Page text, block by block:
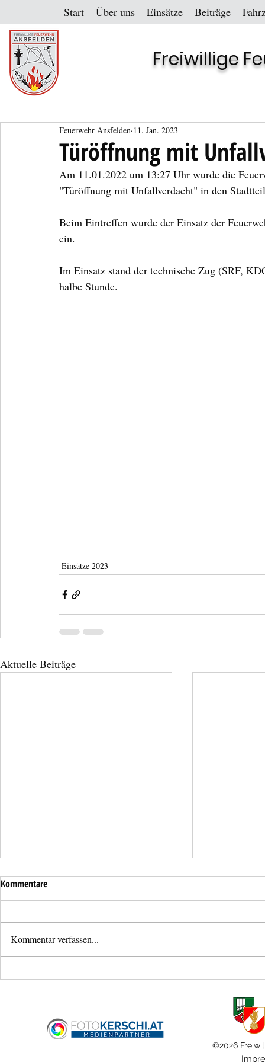
Start Über uns Einsätze Beiträge
Freiwillige
Türöffnung mit
Feuerwehr Ansfelden 11. Jan. 2023
Am 11.01.2022 um 13:27 Uhr wurde die
"Türöffnung mit Unfallverdacht" in den
Beim Eintreffen wurde der Einsatz der
ein.
Im Einsatz stand der technische Zug (SRF,
halbe Stunde.
Einsätze 2023
Aktuelle Beiträge
Lose
Kommentare
Kommentar verfassen...
©2026